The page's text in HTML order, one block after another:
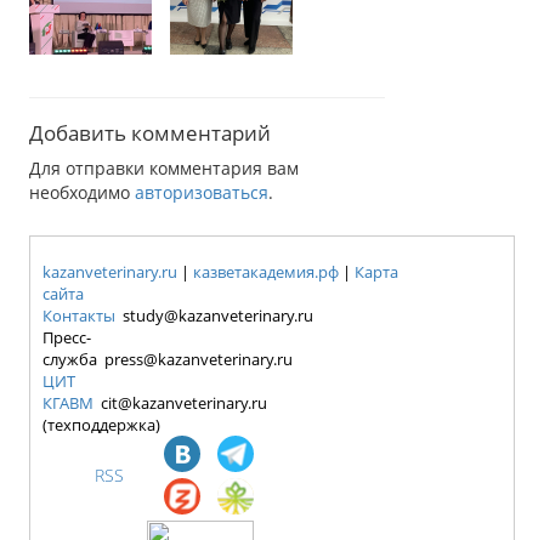
Добавить комментарий
Для отправки комментария вам
необходимо авторизоваться.
kazanveterinary.ru | казветакадемия.рф | Карта
сайта
Контакты study@kazanveterinary.ru
Пресс-
служба press@kazanveterinary.ru
ЦИТ
КГАВМ cit@kazanveterinary.ru
(техподдержка)
RSS